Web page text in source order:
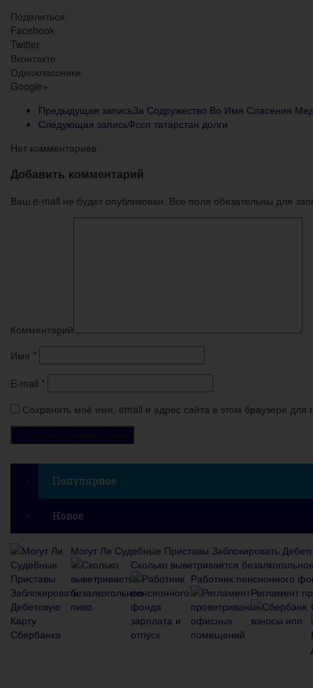
Поделиться:
Facebook
Twitter
Вконтакте
Одноклассники
Google+
Предыдущая записьЗа Содружество Во Имя Спасения
Следующая записьФссп татарстан долги
Нет комментариев
Добавить комментарий
Ваш e-mail не будет опубликован. Все поля обязательны для
Комментарий
Имя *
E-mail *
Сохранить моё имя, email и адрес сайта в этом браузере
Популярное
Новое
Могут Ли Судебные Приставы Заблокировать
Сколько выветривается
Работник пенсионного
Регламент